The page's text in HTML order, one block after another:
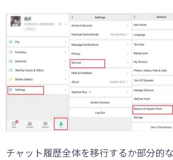
チャット履歴全体を移行するか部分的